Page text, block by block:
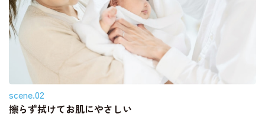
scene.02
擦らず拭けてお肌にやさしい